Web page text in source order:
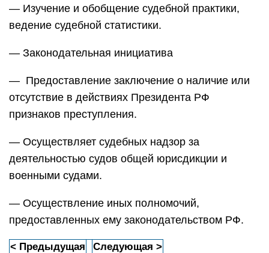
— Изучение и обобщение судебной практики,
ведение судебной статистики.
— Законодательная инициатива
— Предоставление заключение о наличие или
отсутствие в действиях Президента РФ
признаков преступления.
— Осуществляет судебных надзор за
деятельностью судов общей юрисдикции и
военными судами.
— Осуществление иных полномочий,
предоставленных ему законодательством РФ.
< Предыдущая Следующая >